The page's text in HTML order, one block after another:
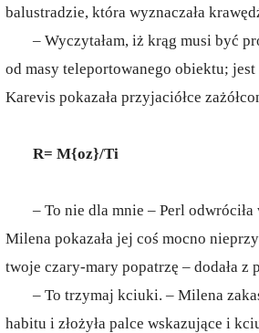
balustradzie, która wyznaczała
– Wyczytałam, iż krąg musi być
od masy teleportowanego obiektu;
Karevis pokazała przyjaciółce
R= M{oz}/Ti
– To nie dla mnie – Perl
Milena pokazała jej coś mocno
twoje czary-mary popatrzę – dodała z
– To trzymaj kciuki. – Milena
habitu i złożyła palce wskazujące i